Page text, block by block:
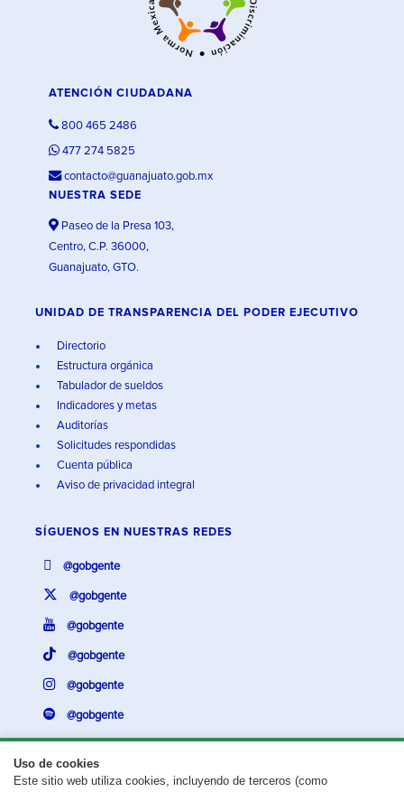
Uso de cookies
Este sitio web utiliza cookies, incluyendo de terceros (como
ATENCIÓN CIUDADANA
800 465 2486
477 274 5825
contacto@guanajuato.gob.mx
NUESTRA SEDE
Paseo de la Presa 103,
Centro, C.P. 36000,
Guanajuato, GTO.
UNIDAD DE TRANSPARENCIA DEL PODER EJECUTIVO
Directorio
Estructura orgánica
Tabulador de sueldos
Indicadores y metas
Auditorías
Solicitudes respondidas
Cuenta pública
Aviso de privacidad integral
SÍGUENOS EN NUESTRAS REDES
@gobgente
@gobgente
@gobgente
@gobgente
@gobgente
@gobgente
¿Existe algún problema con esta página?Repórtalo aquí.